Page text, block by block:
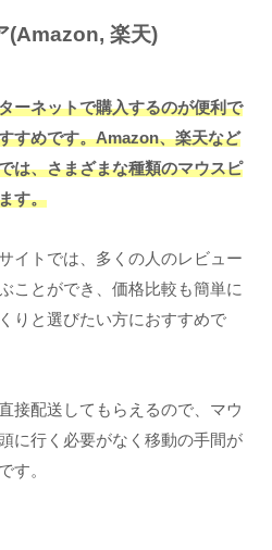
(Amazon, 楽天)
ーネットで購入するのが便利で
すめです。Amazon、楽天など
は、さまざまな種類のマウスピ
す。
イトでは、多くの人のレビュー
ことができ、価格比較も簡単に
りと選びたい方におすすめで
接配送してもらえるので、マウ
に行く必要がなく移動の手間が
す。